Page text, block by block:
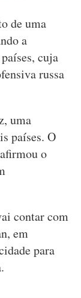
de uma
a
cuja
russa
uma
países. O
o
contar com
em
para